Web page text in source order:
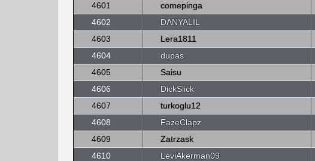
4601
comepinga
4602
DANYALIL
4603
Lera1811
4604
dupas
4605
Saisu
4606
DickSlick
4607
turkoglu12
4608
FazeClapz
4609
Zatrzask
4610
LeviAkerman09